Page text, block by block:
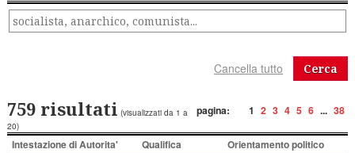
Cerca
pagina: 1 2 3 4 5 6 ... 38
759 risultati (visualizzati da 1 a
20)
Intestazione di Autorita' Qualifica Orientamento politico